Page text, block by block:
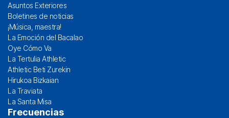
Asuntos Exteriores
Boletines de noticias
¡Música, maestra!
La Emoción del Bacalao
Oye Cómo Va
La Tertulia Athletic
Athletic Beti Zurekin
Hirukoa Bizkaian
La Traviata
La Santa Misa
Frecuencias